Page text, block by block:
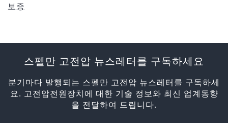
보증
스펠만 고전압 뉴스레터를 구독하세요
분기마다 발행되는 스펠만 고전압 뉴스레터를 구독하세
요. 고전압전원장치에 대한 기술 정보와 최신 업계동향
을 전달하여 드립니다.